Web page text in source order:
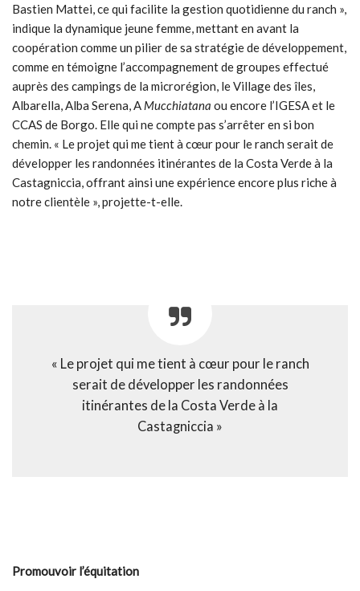
Bastien Mattei, ce qui facilite la gestion quotidienne du ranch »,
indique la dynamique jeune femme, mettant en avant la
coopération comme un pilier de sa stratégie de développement,
comme en témoigne l’accompagnement de groupes effectué
auprès des campings de la microrégion, le Village des îles,
Albarella, Alba Serena, A Mucchiatana ou encore l’IGESA et le
CCAS de Borgo. Elle qui ne compte pas s’arrêter en si bon
chemin. « Le projet qui me tient à cœur pour le ranch serait de
développer les randonnées itinérantes de la Costa Verde à la
Castagniccia, offrant ainsi une expérience encore plus riche à
notre clientèle », projette-t-elle.
« Le projet qui me tient à cœur pour le ranch
serait de développer les randonnées
itinérantes de la Costa Verde à la
Castagniccia »
Promouvoir l’équitation